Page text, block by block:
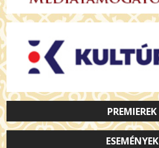
PREMIEREK
ESEMÉNYEK